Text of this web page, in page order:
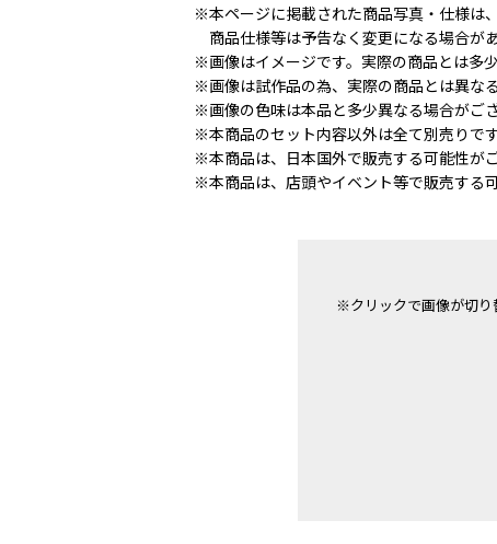
※本ページに掲載された商品写真・仕様は
商品仕様等は予告なく変更になる場合があ
※画像はイメージです。実際の商品とは多
※画像は試作品の為、実際の商品とは異な
※画像の色味は本品と多少異なる場合がござ
※本商品のセット内容以外は全て別売りです
※本商品は、日本国外で販売する可能性がご
※本商品は、店頭やイベント等で販売する
※クリックで画像が切り